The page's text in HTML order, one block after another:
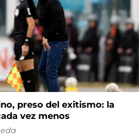
preso del exitismo: la
vez menos